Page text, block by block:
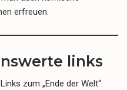
erfreuen.
links
zum „Ende der Welt“: